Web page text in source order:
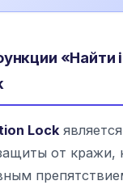
«Найти
Lock
от кражи,